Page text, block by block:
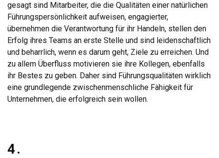
gesagt sind Mitarbeiter, die die Qualitäten einer natürlichen
Führungspersönlichkeit aufweisen, engagierter,
übernehmen die Verantwortung für ihr Handeln, stellen den
Erfolg ihres Teams an erste Stelle und sind leidenschaftlich
und beharrlich, wenn es darum geht, Ziele zu erreichen. Und
zu allem Überfluss motivieren sie ihre Kollegen, ebenfalls
ihr Bestes zu geben. Daher sind Führungsqualitäten wirklich
eine grundlegende zwischenmenschliche Fähigkeit für
Unternehmen, die erfolgreich sein wollen.
4.